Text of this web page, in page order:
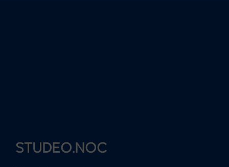
STUDEO.NOC